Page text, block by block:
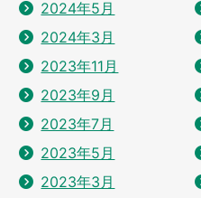
2024年5月
2024年3月
2023年11月
2023年9月
2023年7月
2023年5月
2023年3月